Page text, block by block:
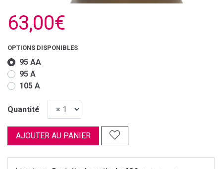
63,00€
OPTIONS DISPONIBLES
95 AA
95 A
105 A
Quantité
AJOUTER AU PANIER